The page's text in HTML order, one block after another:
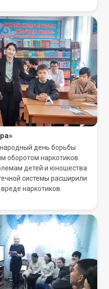
день борьбы
оборотом наркотиков.
детей и юношества
системы расширили
наркотиков.